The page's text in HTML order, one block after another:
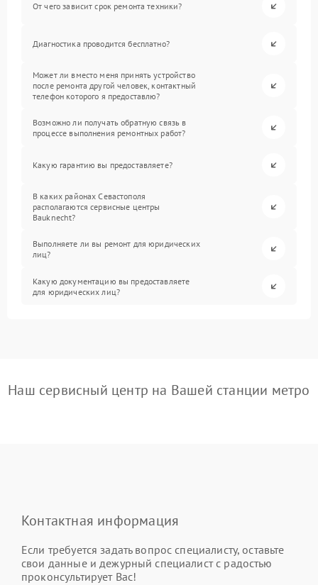
От чего зависит срок ремонта техники?
Диагностика проводится бесплатно?
Может ли вместо меня принять устройство
после ремонта другой человек, контактный
телефон которого я предоставлю?
Возможно ли получать обратную связь в
процессе выполнения ремонтных работ?
Какую гарантию вы предоставляете?
В каких районах Севастополя
располагаются сервисные центры
Bauknecht?
Выполняете ли вы ремонт для юридических
лиц?
Какую документацию вы предоставляете
для юридических лиц?
Наш сервисный центр на Вашей станции метро
Контактная информация
Если требуется задать вопрос специалисту, оставьте
свои данные и дежурный специалист с радостью
проконсультирует Вас!